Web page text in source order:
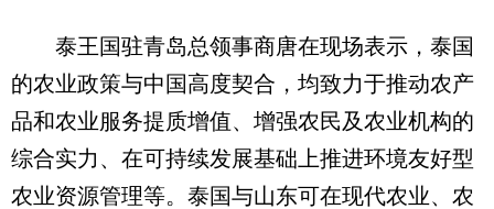
泰王国驻青岛总领事商唐在现场表示，泰国
的农业政策与中国高度契合，均致力于推动农产
品和农业服务提质增值、增强农民及农业机构的
综合实力、在可持续发展基础上推进环境友好型
农业资源管理等。泰国与山东可在现代农业、农